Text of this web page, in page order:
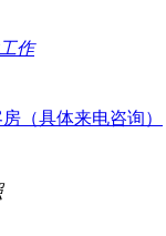
作
（具体来电咨询）